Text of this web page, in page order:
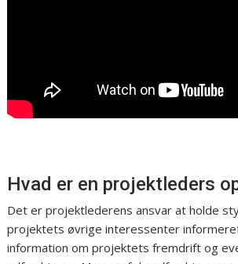
Hvad er en projektleders
Det er projektlederens ansvar at holde
projektets øvrige interessenter
information om projektets fremdrift og